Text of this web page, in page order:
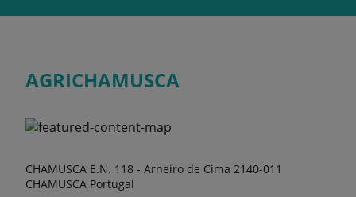
AGRICHAMUSCA
CHAMUSCA E.N. 118 - Arneiro de Cima 2140-011
CHAMUSCA Portugal